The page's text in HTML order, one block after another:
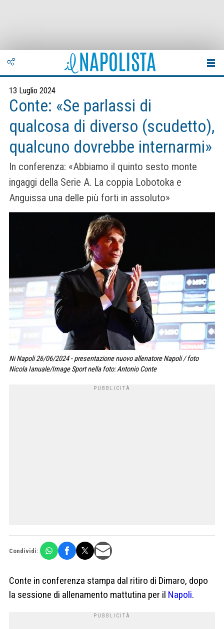
13 Luglio 2024
Conte: «Se parlassi di
qualcosa di diverso (scudetto),
qualcuno dovrebbe internarmi»
In conferenza: «Abbiamo il quinto sesto monte
ingaggi della Serie A. La coppia Lobotoka e
Anguissa una delle più forti in assoluto»
Ni Napoli 26/06/2024 - presentazione nuovo allenatore Napoli / foto
Nicola Ianuale/Image Sport nella foto: Antonio Conte
Condividi:
Conte in conferenza stampa dal ritiro di Dimaro, dopo
la sessione di allenamento mattutina per il Napoli.